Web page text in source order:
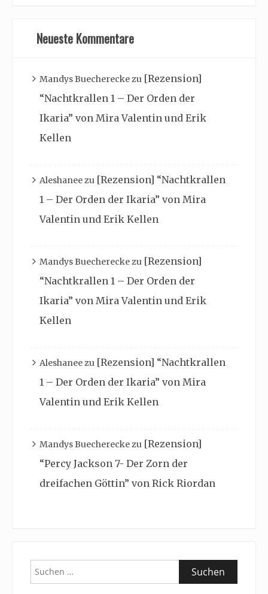
Neueste Kommentare
Mandys Buecherecke zu [Rezension]
“Nachtkrallen 1 – Der Orden der
Ikaria” von Mira Valentin und Erik
Kellen
Aleshanee zu [Rezension] “Nachtkrallen
1 – Der Orden der Ikaria” von Mira
Valentin und Erik Kellen
Mandys Buecherecke zu [Rezension]
“Nachtkrallen 1 – Der Orden der
Ikaria” von Mira Valentin und Erik
Kellen
Aleshanee zu [Rezension] “Nachtkrallen
1 – Der Orden der Ikaria” von Mira
Valentin und Erik Kellen
Mandys Buecherecke zu [Rezension]
“Percy Jackson 7- Der Zorn der
dreifachen Göttin” von Rick Riordan
Suchen
nach: